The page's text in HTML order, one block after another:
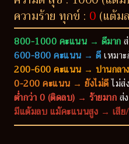
ความร้าย ทุกข์ : 0 (แต้ม
800-1000 คะแนน → ดีมาก
600-800 คะแนน → ดีเหมา
200-600 คะแนน → ปานกลาง
0-200 คะแนน → ยังไม่ดีไม่ส่
ต่ำกว่า 0 (ติดลบ) → ร้ายมากส่
มีแต้มลบ แม้คะแนนสูง → เสี